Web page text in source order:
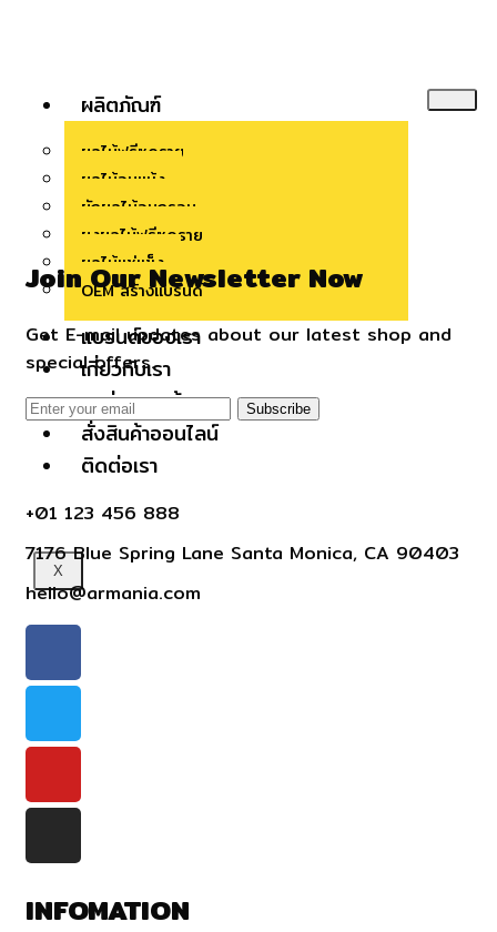
ผลิตภัณฑ์
ผลไม้ฟรีซดราย
ผลไม้อบแห้ง
ผักผลไม้อบกรอบ
ผงผลไม้ฟรีซดราย
ผลไม้แช่แข็ง
OEM สร้างแบรนด์
แบรนด์ของเรา
เกี่ยวกับเรา
แหล่งความรู้
สั่งสินค้าออนไลน์
ติดต่อเรา
X
Join Our Newsletter Now
Get E-mail updates about our latest shop and
special offers.
Subscribe
+01 123 456 888
7176 Blue Spring Lane Santa Monica, CA 90403
hello@armania.com
INFOMATION